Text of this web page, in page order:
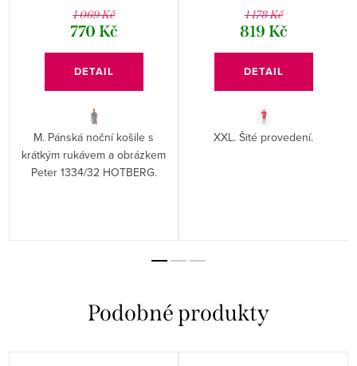
1 069 Kč
770 Kč
DETAIL
M. Pánská noční košile s
krátkým rukávem a obrázkem
Peter 1334/32 HOTBERG.
1 178 Kč
819 Kč
DETAIL
XXL. Šité provedení.